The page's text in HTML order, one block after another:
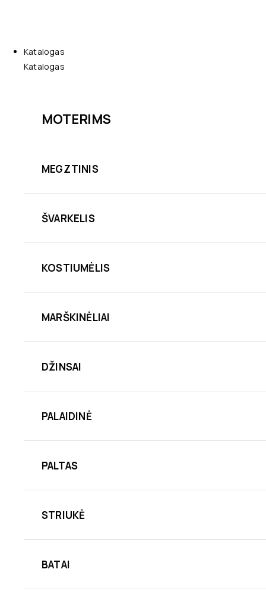
Katalogas
Katalogas
MOTERIMS
MEGZTINIS
ŠVARKELIS
KOSTIUMĖLIS
MARŠKINĖLIAI
DŽINSAI
PALAIDINĖ
PALTAS
STRIUKĖ
BATAI